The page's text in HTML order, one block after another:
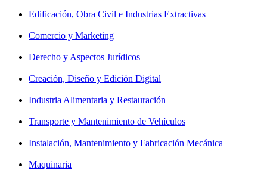
Edificación, Obra Civil e Industrias Extractivas
Comercio y Marketing
Derecho y Aspectos Jurídicos
Creación, Diseño y Edición Digital
Industria Alimentaria y Restauración
Transporte y Mantenimiento de Vehículos
Instalación, Mantenimiento y Fabricación Mecánica
Maquinaria